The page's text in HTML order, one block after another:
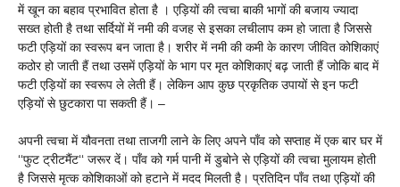
में खून का बहाव प्रभावित होता है । एड़ियों की त्वचा बाकी भागों की बजाय ज्यादा
सख्त होती है तथा सर्दियों में नमी की वजह से इसका लचीलाप कम हो जाता है जिससे
फटी एड़ियों का स्वरूप बन जाता है। शरीर में नमी की कमी के कारण जीवित कोशिकाएं
कठोर हो जाती हैं तथा उसमें एड़ियों के भाग पर मृत कोशिकाएं बढ़ जाती हैं जोकि बाद में
फटी एड़ियों का स्वरूप ले लेती हैं। लेकिन आप कुछ प्रकृतिक उपायों से इन फटी
एड़ियों से छुटकारा पा सकती हैं। –
अपनी त्वचा में यौवनता तथा ताजगी लाने के लिए अपने पाँव को सप्ताह में एक बार घर में
‘‘फुट ट्रीटमैंट‘‘ जरूर दें। पाँव को गर्म पानी में डुबोने से एड़ियों की त्वचा मुलायम होती
है जिससे मृत्क कोशिकाओं को हटाने में मदद मिलती है। प्रतिदिन पाँव तथा एड़ियों की